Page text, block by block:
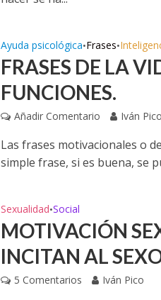
Ayuda psicológica•Frases•
FRASES DE LA
FUNCIONES.
Añadir Comentario Iván Pico
Las frases motivacionales o
simple frase, si es buena, se
Sexualidad•Social
MOTIVACIÓN
INCITAN AL
5 Comentarios Iván Pico